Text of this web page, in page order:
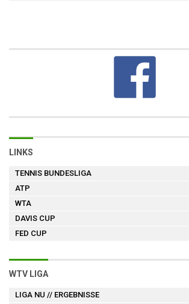
LINKS
TENNIS BUNDESLIGA
ATP
WTA
DAVIS CUP
FED CUP
WTV LIGA
LIGA NU // ERGEBNISSE